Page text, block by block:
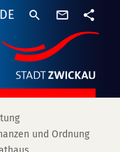
DE
und Ordnung